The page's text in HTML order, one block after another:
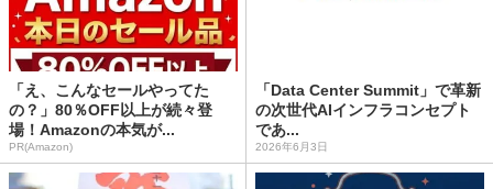
「え、こんなセールやってた
の？」80％OFF以上が続々登
場！Amazonの本気が...
PR(Amazon)
「Data Center Summit」で革新
の次世代AIインフラコンセプト
であ...
2026年6月3日